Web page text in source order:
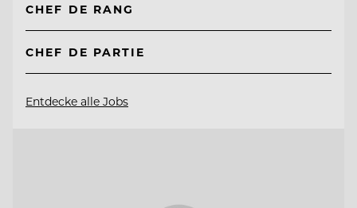
CHEF DE RANG
CHEF DE PARTIE
Entdecke alle Jobs